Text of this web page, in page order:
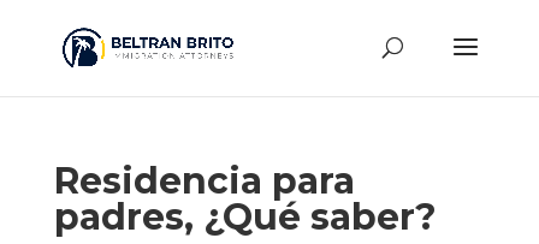
Residencia para
padres, ¿Qué saber?